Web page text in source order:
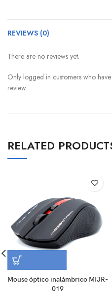
REVIEWS (0)
There are no reviews yet.
Only logged in customers who
review.
RELATED
Mouse óptico inalámbrico MIJR-
019